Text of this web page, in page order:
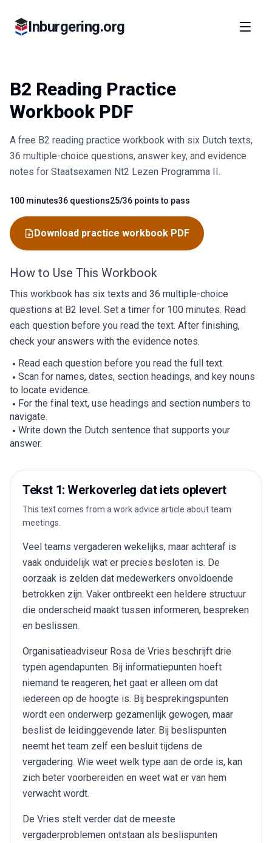
Inburgering.org
B2 Reading Practice
Workbook PDF
A free B2 reading practice workbook with six Dutch texts,
36 multiple-choice questions, answer key, and evidence
notes for Staatsexamen Nt2 Lezen Programma II.
Fact
100 minutes
Fact
36 questions
Fact
25/36 points to pass
Download practice workbook PDF
How to Use This Workbook
This workbook has six texts and 36 multiple-choice
questions at B2 level. Set a timer for 100 minutes. Read
each question before you read the text. After finishing,
check your answers with the evidence notes.
Read each question before you read the full text.
Scan for names, dates, section headings, and key nouns
to locate evidence.
For the final text, use headings and section numbers to
navigate.
Write down the Dutch sentence that supports your
answer.
Tekst 1: Werkoverleg dat iets oplevert
This text comes from a work advice article about team
meetings.
Veel teams vergaderen wekelijks, maar achteraf is
vaak onduidelijk wat er precies besloten is. De
oorzaak is zelden dat medewerkers onvoldoende
betrokken zijn. Vaker ontbreekt een heldere structuur
die onderscheid maakt tussen informeren, bespreken
en beslissen.
Organisatieadviseur Rosa de Vries beschrijft drie
typen agendapunten. Bij informatiepunten hoeft
niemand te reageren; het gaat er alleen om dat
iedereen op de hoogte is. Bij besprekingspunten
wordt een onderwerp gezamenlijk gewogen, maar
beslist de leidinggevende later. Bij beslispunten
neemt het team zelf een besluit tijdens de
vergadering. Wie weet welk type aan de orde is, kan
zich beter voorbereiden en weet wat er van hem
verwacht wordt.
De Vries stelt verder dat de meeste
vergaderproblemen ontstaan als beslispunten